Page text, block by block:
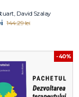
David Szalay
144.29 lei
-40%